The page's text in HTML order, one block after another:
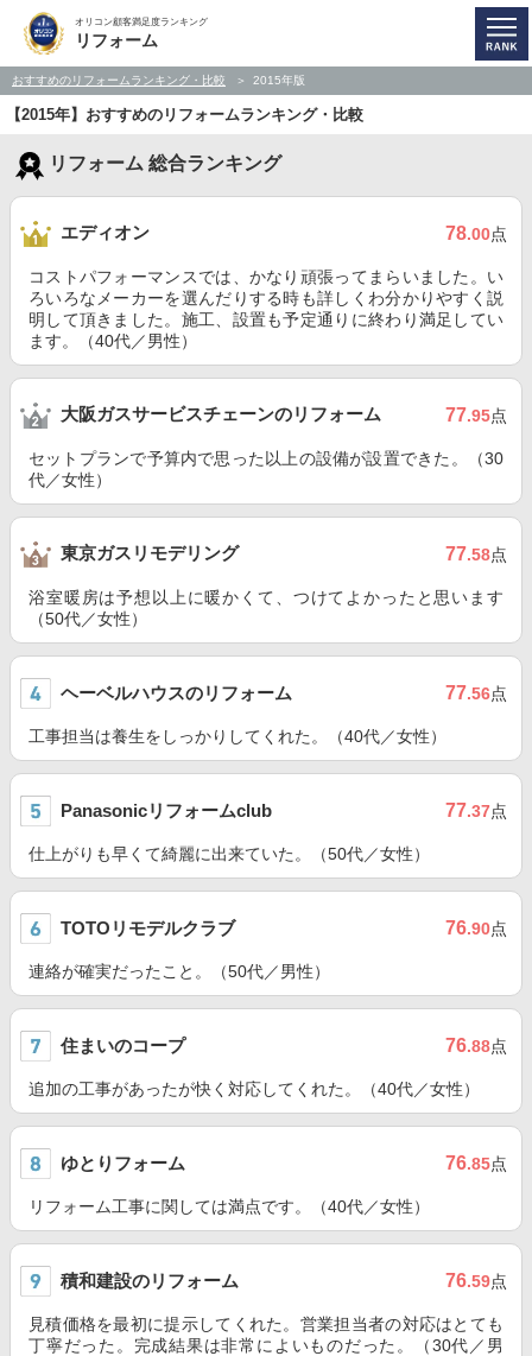
オリコン顧客満足度ランキング
リフォーム
おすすめのリフォームランキング・比較 2015年版
【2015年】おすすめのリフォームランキング・比較
リフォーム 総合ランキング
エディオン 78.00点
コストパフォーマンスでは、かなり頑張ってまらいました。い
ろいろなメーカーを選んだりする時も詳しくわ分かりやすく説
明して頂きました。施工、設置も予定通りに終わり満足してい
ます。（40代／男性）
大阪ガスサービスチェーンのリフォーム 77.95点
セットプランで予算内で思った以上の設備が設置できた。（30
代／女性）
東京ガスリモデリング 77.58点
浴室暖房は予想以上に暖かくて、つけてよかったと思います
（50代／女性）
ヘーベルハウスのリフォーム 77.56点
工事担当は養生をしっかりしてくれた。（40代／女性）
Panasonicリフォームclub 77.37点
仕上がりも早くて綺麗に出来ていた。（50代／女性）
TOTOリモデルクラブ 76.90点
連絡が確実だったこと。（50代／男性）
住まいのコープ 76.88点
追加の工事があったが快く対応してくれた。（40代／女性）
ゆとりフォーム 76.85点
リフォーム工事に関しては満点です。（40代／女性）
積和建設のリフォーム 76.59点
見積価格を最初に提示してくれた。営業担当者の対応はとても
丁寧だった。完成結果は非常によいものだった。（30代／男